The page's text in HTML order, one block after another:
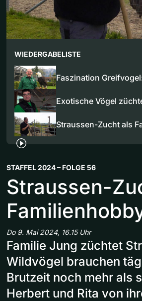
WIEDERGABELISTE
Faszination
Exotische Vögel
Straussen-Zucht als
STAFFEL 2024 – FOLGE 56
Straussen-
Do 9. Mai 2024, 16.15 Uhr
Familie Jung züchtet
Wildvögel brauchen
Brutzeit noch mehr als
Herbert und Rita von